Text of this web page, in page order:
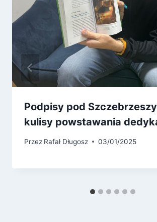
Podpisy pod
kulisy powstawania
Przez Rafał Długosz 03/01/2025